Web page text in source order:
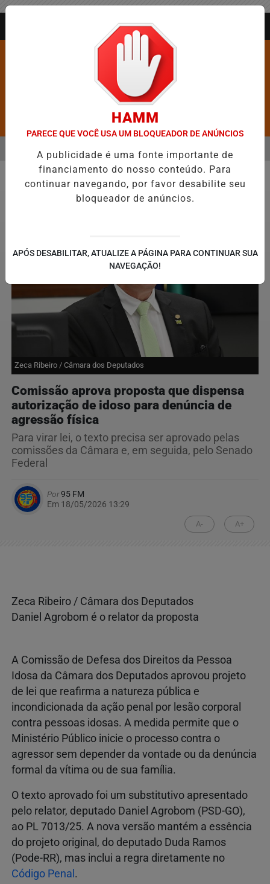
Pesquisar Notícia
EM JEQUIÉ E REFORÇA PROGRAMAÇÃO COM THALLES
EM ALTA
MENU
Política
Zeca Ribeiro / Câmara dos Deputados
Comissão aprova proposta que dispensa
autorização de idoso para denúncia de
agressão física
Para virar lei, o texto precisa ser aprovado pelas
comissões da Câmara e, em seguida, pelo Senado
Federal
Por95 FM
Em 18/05/2026 13:29
A- A+
Zeca Ribeiro / Câmara dos Deputados
Daniel Agrobom é o relator da proposta
A Comissão de Defesa dos Direitos da Pessoa
Idosa da Câmara dos Deputados aprovou projeto
de lei que reafirma a natureza pública e
incondicionada da ação penal por lesão corporal
contra pessoas idosas. A medida permite que o
Ministério Público inicie o processo contra o
agressor sem depender da vontade ou da denúncia
formal da vítima ou de sua família.
O texto aprovado foi um substitutivo apresentado
pelo relator, deputado Daniel Agrobom (PSD-GO),
ao PL 7013/25. A nova versão mantém a essência
do projeto original, do deputado Duda Ramos
(Pode-RR), mas inclui a regra diretamente no
Código Penal .
HAMM
PARECE QUE VOCÊ USA UM BLOQUEADOR DE ANÚNCIOS
A publicidade é uma fonte importante de
financiamento do nosso conteúdo. Para
continuar navegando, por favor desabilite seu
bloqueador de anúncios.
APÓS DESABILITAR, ATUALIZE A PÁGINA PARA CONTINUAR SUA
NAVEGAÇÃO!